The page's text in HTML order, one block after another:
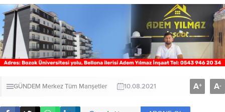
GÜNDEM MerkezTüm Manşetler 10.08.2021 A+ A-